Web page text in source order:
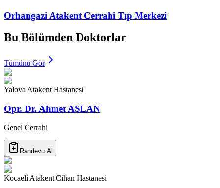
Orhangazi Atakent Cerrahi Tıp Merkezi
Bu Bölümden Doktorlar
Tümünü Gör
Yalova Atakent Hastanesi
Opr. Dr. Ahmet ASLAN
Genel Cerrahi
Randevu Al
Kocaeli Atakent Cihan Hastanesi